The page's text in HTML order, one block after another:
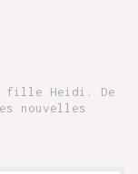
fille Heidi. De
nouvelles